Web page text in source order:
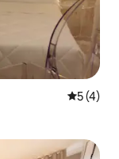
5 de
5 (4)